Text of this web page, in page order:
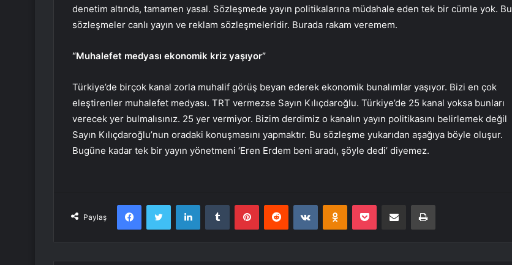
denetim altında, tamamen yasal. Sözleşmede yayın politikalarına müdahale eden tek bir cümle yok. Bu
sözleşmeler canlı yayın ve reklam sözleşmeleridir. Burada rakam veremem.
“Muhalefet medyası ekonomik kriz yaşıyor”
Türkiye’de birçok kanal zorla muhalif görüş beyan ederek ekonomik bunalımlar yaşıyor. Bizi en çok
eleştirenler muhalefet medyası. TRT vermezse Sayın Kılıçdaroğlu. Türkiye’de 25 kanal yoksa bunları
verecek yer bulmalısınız. 25 yer vermiyor. Bizim derdimiz o kanalın yayın politikasını belirlemek değil
Sayın Kılıçdaroğlu’nun oradaki konuşmasını yapmaktır. Bu sözleşme yukarıdan aşağıya böyle oluşur.
Bugüne kadar tek bir yayın yönetmeni ‘Eren Erdem beni aradı, şöyle dedi’ diyemez.
Paylaş
FacebookTwitter LinkedInTumblr PinterestReddit VKontakteOdnoklassniki
Pocket E-Posta ile paylaş Yazdır